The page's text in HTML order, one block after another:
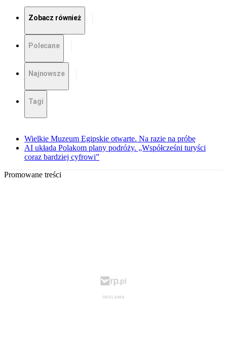
Zobacz również
Polecane
Najnowsze
Tagi
Wielkie Muzeum Egipskie otwarte. Na razie na próbę
AI układa Polakom plany podróży. „Współcześni turyści
coraz bardziej cyfrowi”
Promowane treści